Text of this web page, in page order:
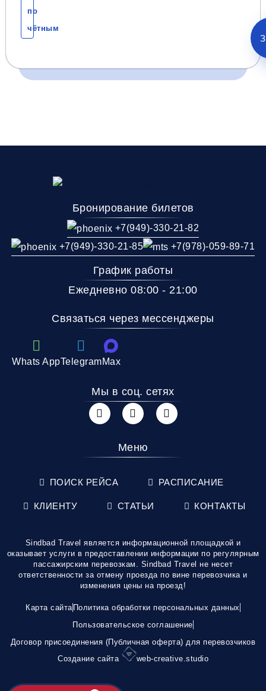
по
чётным
Телевизор Комфорт
Wi-Fi
Климат контроль
Багаж
Дополнительный багаж - 200Р
Бронирование билетов
+7(949)-330-21-82
+7(949)-330-21-85
+7(978)-059-89-71
График работы
Ежедневно 08:00 - 21:00
Связаться через мессенджеры
Whats AppTelegramMax
Мы в соц. сетях
Меню
ПОИСК РЕЙСА РАСПИСАНИЕ
КЛИЕНТУ СТАТЬИ КОНТАКТЫ
Sindbad Travel является информационной площадкой и
оказывает услуги в предоставлении информации по регулярным
пассажирским перевозкам. Sindbad Travel не несет
ответственности за отмену проезда по вине перевозчика и
изменения цены на проезд!
Карта сайта Политика обработки персональных данных
Пользовательское соглашение
Договор присоединения (Публичная оферта) для перевозчиков
Создание сайта
web-creative.studio